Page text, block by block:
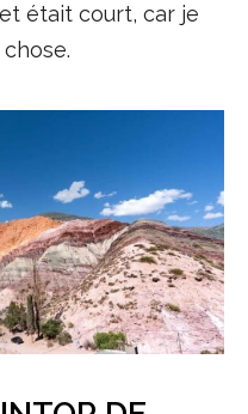
était court, car je